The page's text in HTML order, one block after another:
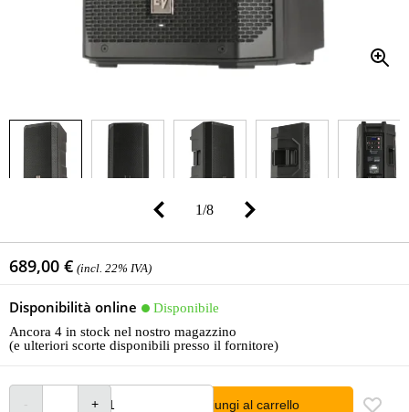
1/8
689,00 € (incl. 22% IVA)
Disponibilità online
Disponibile
Ancora 4 in stock nel nostro magazzino
(e ulteriori scorte disponibili presso il fornitore)
Aggiungi al carrello